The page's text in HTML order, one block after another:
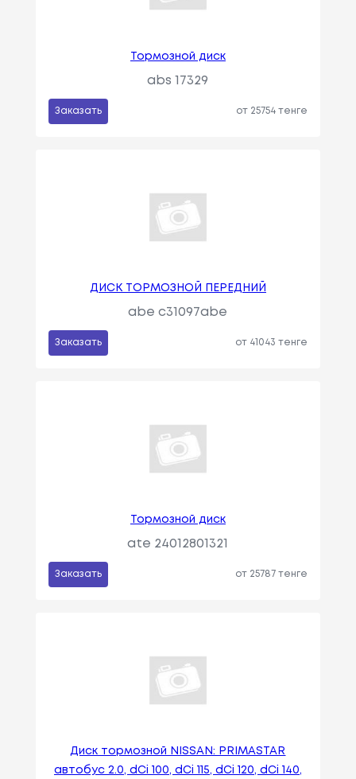
Тормозной диск
abs 17329
Заказать от 25754 тенге
ДИСК ТОРМОЗНОЙ ПЕРЕДНИЙ
abe c31097abe
Заказать от 41043 тенге
Тормозной диск
ate 24012801321
Заказать от 25787 тенге
Диск тормозной NISSAN: PRIMASTAR
автобус 2.0, dCi 100, dCi 115, dCi 120, dCi 140,